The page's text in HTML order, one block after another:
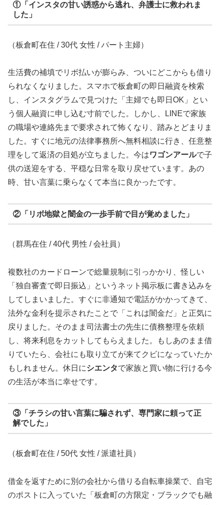
①「インスタの甘い誘惑から逃れ、弁護士に救われま
した」
（板倉町在住 / 30代 女性 / パート主婦）
生活費の補填でリボ払いが膨らみ、ついにどこからも借り
られなくなりました。スマホで板倉町の即日融資を検索
し、インスタグラムで見つけた「主婦でも即日OK」とい
う個人融資に申し込む寸前でした。しかし、LINEで家族
の職場や連絡先まで要求されて怖くなり、踏みとどまりま
した。すぐに地元の法律事務所へ無料相談に行き、任意整
理をして返済の目処が立ちました。今はワゴンアールで子
供の送迎をする、平穏な日常を取り戻せています。あの
時、甘い言葉に乗らなくて本当に良かったです。
②「リボ地獄と闇金の一歩手前で目が覚めました」
（群馬在住 / 40代 男性 / 会社員）
複数社のカードローンで総量規制に引っかかり、怪しい
「独自審査で即日振込」というネット掲示板に書き込みを
してしまいました。すぐに非通知で電話がかかってきて、
法外な金利を提示されたことで「これは闇金だ」と正気に
戻りました。そのまま司法書士の先生に債務整理を依頼
し、将来利息をカットしてもらえました。もしあのまま借
りていたら、会社にも取り立てが来てクビになっていたか
もしれません。休日にシエンタで家族と買い物に行ける今
の生活が本当に幸せです。
③「チラシの甘い言葉に騙されず、専門家に頼って正
解でした」
（板倉町在住 / 50代 女性 / 派遣社員）
借金を返すために別の会社から借りる自転車操業で、自宅
のポストに入っていた「板倉町の方限定・ブラックでも融